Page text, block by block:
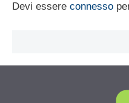
Devi essere connesso